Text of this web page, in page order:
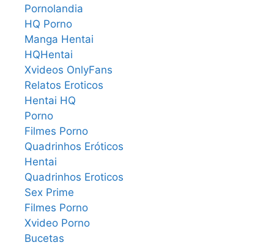
Pornolandia
HQ Porno
Manga Hentai
HQHentai
Xvideos OnlyFans
Relatos Eroticos
Hentai HQ
Porno
Filmes Porno
Quadrinhos Eróticos
Hentai
Quadrinhos Eroticos
Sex Prime
Filmes Porno
Xvideo Porno
Bucetas